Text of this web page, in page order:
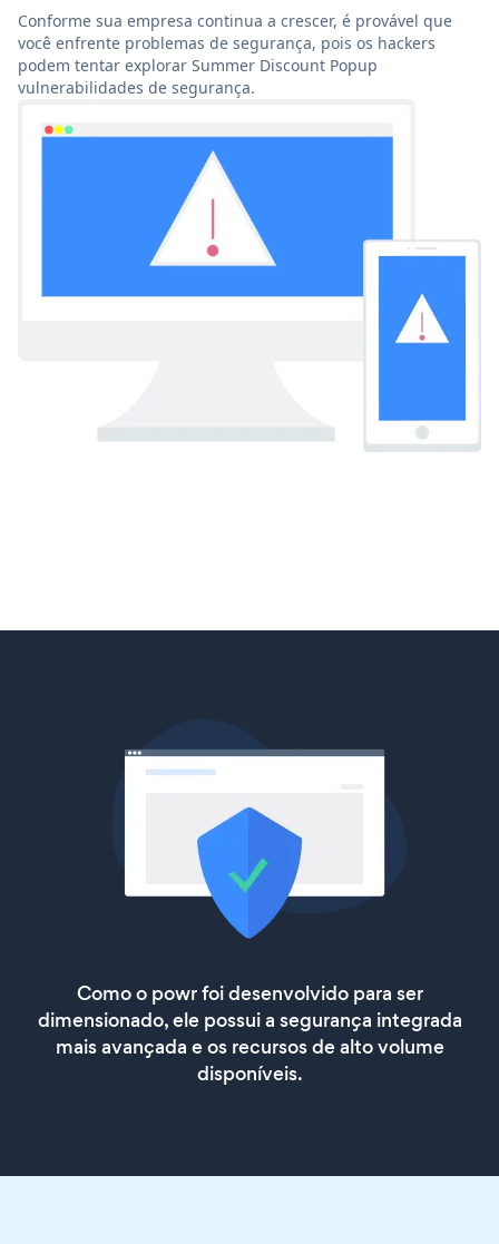
Conforme sua empresa continua a crescer, é provável que
você enfrente problemas de segurança, pois os hackers
podem tentar explorar Summer Discount Popup
vulnerabilidades de segurança.
Como o powr foi desenvolvido para ser
dimensionado, ele possui a segurança integrada
mais avançada e os recursos de alto volume
disponíveis.